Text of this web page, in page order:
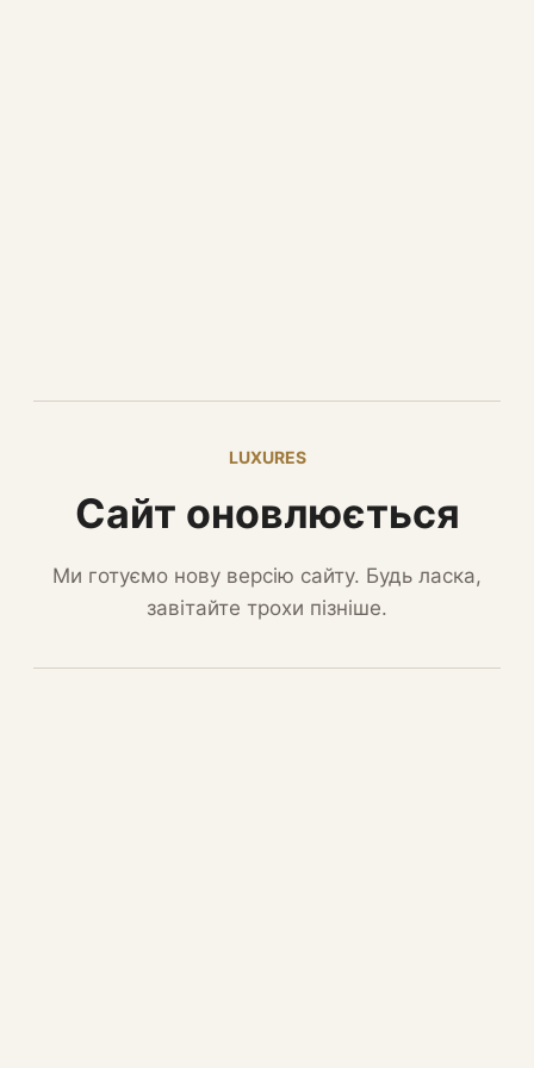
LUXURES
Сайт оновлюється
Ми готуємо нову версію сайту. Будь ласка,
завітайте трохи пізніше.